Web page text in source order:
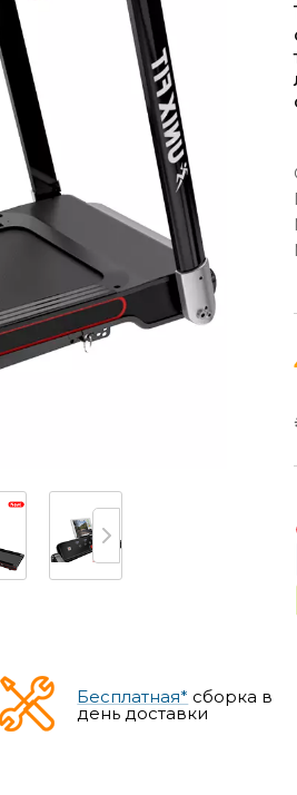
Бесплатная* сборка в
день доставки